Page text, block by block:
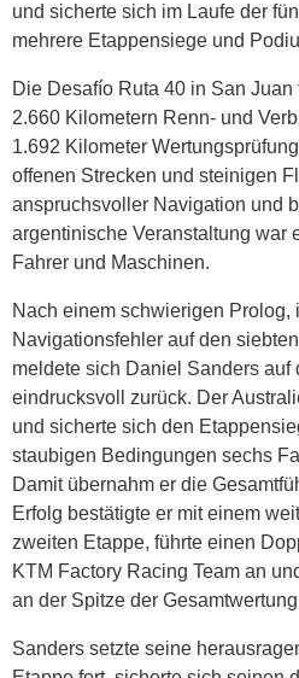
und sicherte sich im Laufe der
mehrere Etappensiege und
Die Desafío Ruta 40 in San
2.660 Kilometern Renn- und
1.692 Kilometer
offenen Strecken und steinigen
anspruchsvoller Navigation und
argentinische Veranstaltung war
Fahrer und Maschinen.
Nach einem schwierigen Prolog,
Navigationsfehler auf den
meldete sich Daniel Sanders auf
eindrucksvoll zurück. Der
und sicherte sich den
staubigen Bedingungen sechs
Damit übernahm er die
Erfolg bestätigte er mit einem
zweiten Etappe, führte einen
KTM Factory Racing Team an
an der Spitze der
Sanders setzte seine